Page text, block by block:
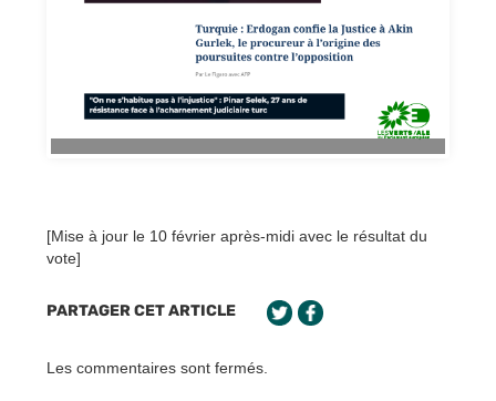
[Mise à jour le 10 février après-midi avec le résultat du
vote]
PARTAGER CET ARTICLE
Les commentaires sont fermés.